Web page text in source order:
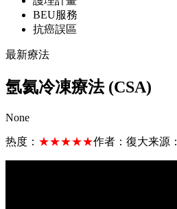
BEU服務
抗癌誤區
最新療法
氬氦冷凍療法 (CSA)
None
热度： ★★★★★作者： 復大来源：